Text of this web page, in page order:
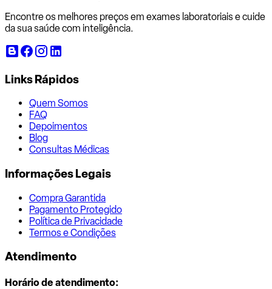
Encontre os melhores preços em exames laboratoriais e cuide
da sua saúde com inteligência.
Links Rápidos
Quem Somos
FAQ
Depoimentos
Blog
Consultas Médicas
Informações Legais
Compra Garantida
Pagamento Protegido
Política de Privacidade
Termos e Condições
Atendimento
Horário de atendimento: